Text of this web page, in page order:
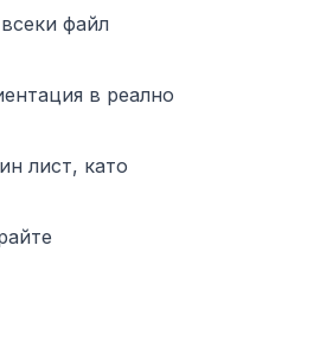
файл
в реално
лист, като